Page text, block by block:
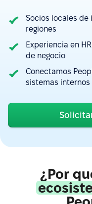
Socios locales
regiones
Experiencia en
de negocio
Conectamos
sistemas
¿Por
fácil ver las
hace que aprobar
“La integración de